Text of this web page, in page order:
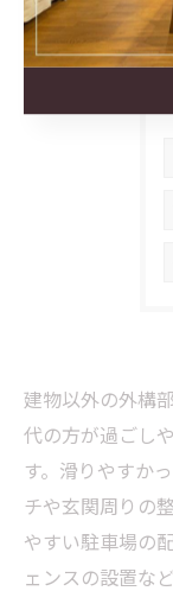
建物以外の外構
代の方が過ごし
す。滑りやすか
チや玄関周りの
やすい駐車場の
ェンスの設置な